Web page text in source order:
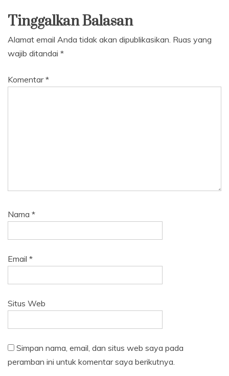
Tinggalkan Balasan
Alamat email Anda tidak akan dipublikasikan. Ruas yang
wajib ditandai *
Komentar*
Nama *
Email *
Situs Web
Simpan nama, email, dan situs web saya pada
peramban ini untuk komentar saya berikutnya.